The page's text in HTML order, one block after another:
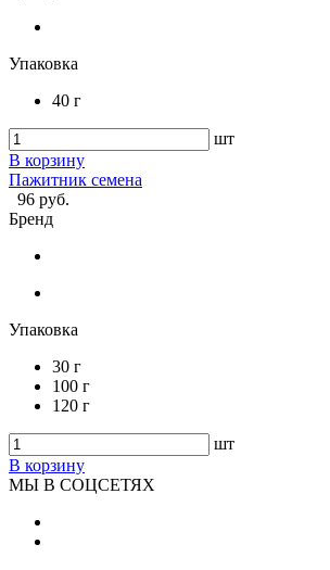
Упаковка
40 г
шт
В корзину
Пажитник семена
96 руб.
Бренд
Упаковка
30 г
100 г
120 г
шт
В корзину
МЫ В СОЦСЕТЯХ